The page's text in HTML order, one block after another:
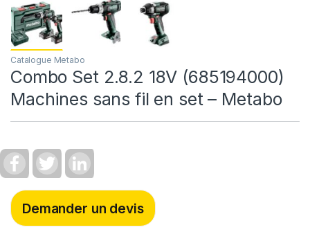
Catalogue Metabo
Combo Set 2.8.2 18V (685194000)
Machines sans fil en set – Metabo
c
e
b
o
o
i
t
e
r
n
k
d
I
Demander un devis